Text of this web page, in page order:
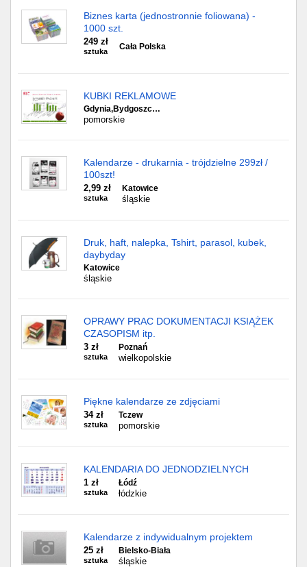
Biznes karta (jednostronnie foliowana) -
1000 szt.
249 zł
sztuka
Cała Polska
KUBKI REKLAMOWE
Gdynia,Bydgoszc…
pomorskie
Kalendarze - drukarnia - trójdzielne 299zł /
100szt!
2,99 zł
sztuka
Katowice
śląskie
Druk, haft, nalepka, Tshirt, parasol, kubek,
daybyday
Katowice
śląskie
OPRAWY PRAC DOKUMENTACJI KSIĄŻEK
CZASOPISM itp.
3 zł
sztuka
Poznań
wielkopolskie
Piękne kalendarze ze zdjęciami
34 zł
sztuka
Tczew
pomorskie
KALENDARIA DO JEDNODZIELNYCH
1 zł
sztuka
Łódź
łódzkie
Kalendarze z indywidualnym projektem
25 zł
sztuka
Bielsko-Biała
śląskie